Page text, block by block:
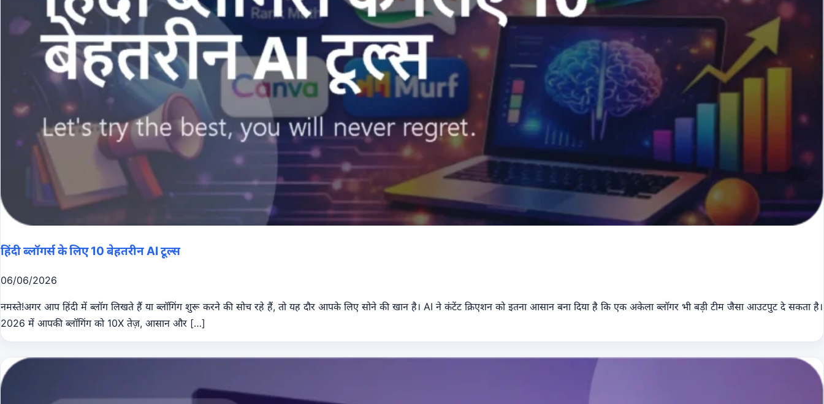
हिंदी ब्लॉगर्स के लिए 10 बेहतरीन AI टूल्स
06/06/2026
नमस्ते!अगर आप हिंदी में ब्लॉग लिखते हैं या ब्लॉगिंग शुरू करने की सोच रहे हैं, तो यह दौर आपके लिए सोने की खान है। AI ने कंटेंट क्रिएशन को इतना आसान बना दिया है कि एक अकेला ब्लॉगर भी बड़ी टीम जैसा आउटपुट दे सकता है।
2026 में आपकी ब्लॉगिंग को 10X तेज़, आसान और […]